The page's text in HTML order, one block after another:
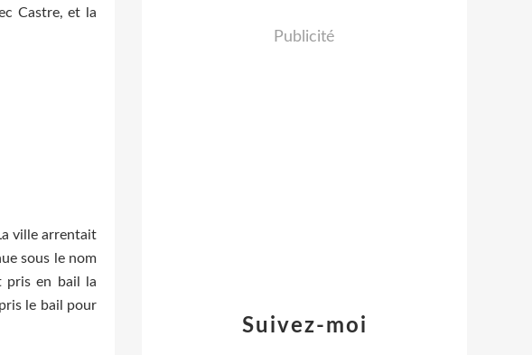
Castre, et la
ville arrentait
sous le nom
pris en bail la
le bail pour
Suivez-moi
Publicité